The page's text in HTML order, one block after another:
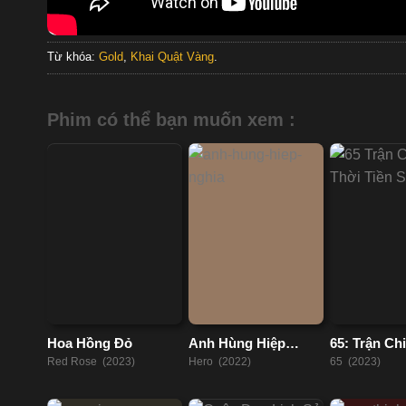
Từ khóa: Gold, Khai Quật Vàng.
Phim có thể bạn muốn xem :
Hoa Hồng Đỏ
Red Rose (2023)
Anh Hùng Hiệp
Nghĩa
Hero (2022)
65: Trận
Tiền Sử
65 (2023)